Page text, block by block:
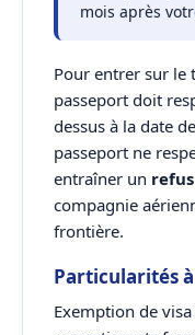
mois après
Pour entrer sur le
passeport doit
dessus à la date
passeport ne
entraîner un
compagnie
frontière.
Particularités
Exemption de